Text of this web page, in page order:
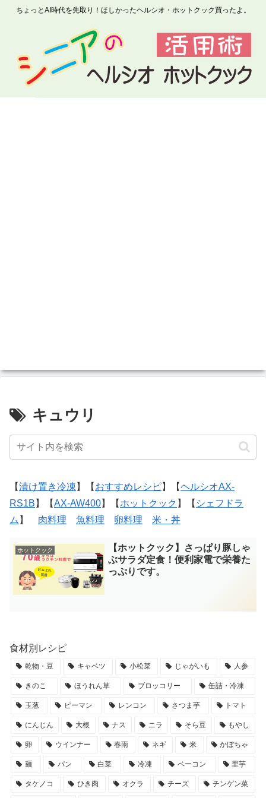
ちょっとAI時代を先取り！ほしかったヘルシオ・ホットクック買ったよ。
キュウリ
【漬け置き冷凍 】【 おすすめレシピ】【ヘルシオAX-
RS1B 】【AX-AW400】【 ホットクック 】【 シェフドラ
ム 】 肉料理 魚料理 卵料理 米・丼
ホットクック
【ホットクック】さっぱり豚しゃ
ぶサラダ定食！便利家電で栄養た
っぷりです。
食材別レシピ
乾物・豆 キャベツ 小松菜 じゃがいも 人参
きのこ ほうれん草 ブロッコリー 缶詰・冷凍
玉葱 ピーマン レンコン さつま芋 トマト
にんじん 大根 ナス ニラ そら豆 もやし
卵 ウインナー 春雨 ネギ 米 かぼちゃ
麺 パン 白菜 冷凍 ベーコン 里芋
タケノコ ひき肉 オクラ チーズ チンゲン菜